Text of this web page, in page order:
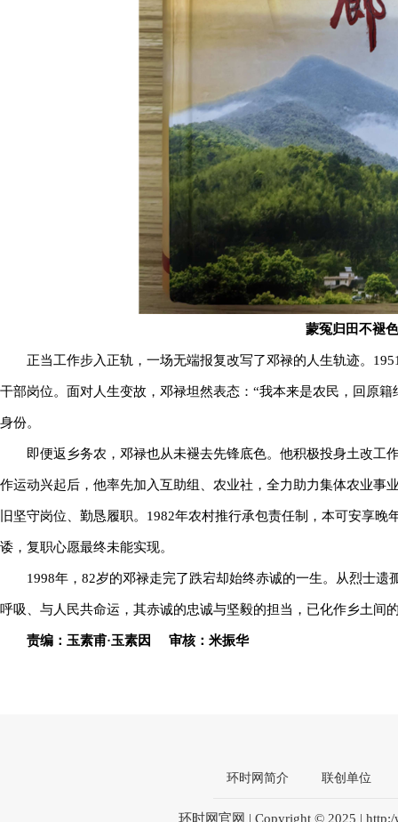
蒙冤归田不褪
正当工作步入正轨，一场无端报复改写了邓禄的人生轨迹。
干部岗位。面对人生变故，邓禄坦然表态：“我本来是农民，回原
身份。
即便返乡务农，邓禄也从未褪去先锋底色。他积极投身土改
作运动兴起后，他率先加入互助组、农业社，全力助力集体农业事
旧坚守岗位、勤恳履职。1982年农村推行承包责任制，本可安享
诿，复职心愿最终未能实现。
1998年，82岁的邓禄走完了跌宕却始终赤诚的一生。从烈士
呼吸、与人民共命运，其赤诚的忠诚与坚毅的担当，已化作乡土间
责编：玉素甫·玉素因 审核：米振华
环时网简介 联创单位
环时网官网 | Copyright © 2025 |